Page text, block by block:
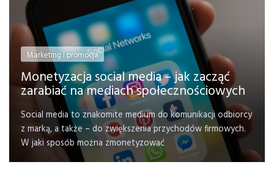
Marketing i promocja
Monetyzacja social media – jak zacząć
zarabiać na mediach społecznościowych
Social media to znakomite medium do komunikacji odbiorcy
z marką, a także – do zwiększenia przychodów firmowych.
W jaki sposób można zmonetyzować